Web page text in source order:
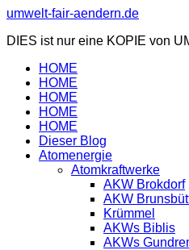
Zum
springen
umwelt-fair-aendern.de
DIES ist nur eine KOPIE von
HOME
HOME
HOME
HOME
HOME
Dieser Blog
Atomenergie
Atomkraftwerke
AKW Brokdorf
AKW
Krümmel
AKWs Biblis
AKWs